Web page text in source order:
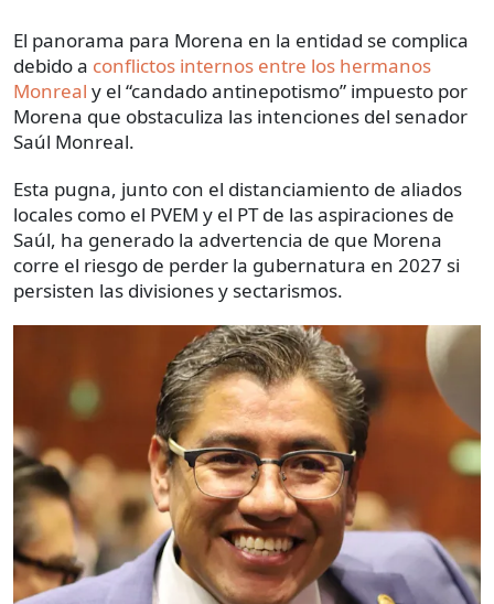
El panorama para Morena en la entidad se complica
debido a conflictos internos entre los hermanos
Monreal y el “candado antinepotismo” impuesto por
Morena que obstaculiza las intenciones del senador
Saúl Monreal.
Esta pugna, junto con el distanciamiento de aliados
locales como el PVEM y el PT de las aspiraciones de
Saúl, ha generado la advertencia de que Morena
corre el riesgo de perder la gubernatura en 2027 si
persisten las divisiones y sectarismos.